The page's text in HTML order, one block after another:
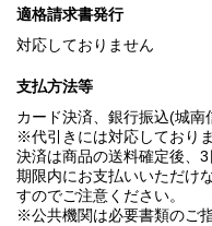
適格請求書発行
対応しておりません
支払方法等
カード決済、銀行振込(城南
※代引きには対応しており
決済は商品の送料確定後、3
期限内にお支払いいただけ
すのでご注意ください。
※公共機関は必要書類のご